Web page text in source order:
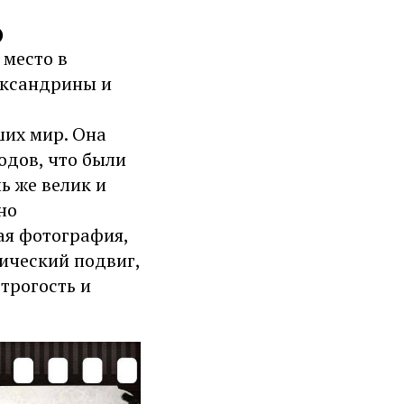
в
и
мир. Она
что были
же велик и
фотография,
подвиг,
и